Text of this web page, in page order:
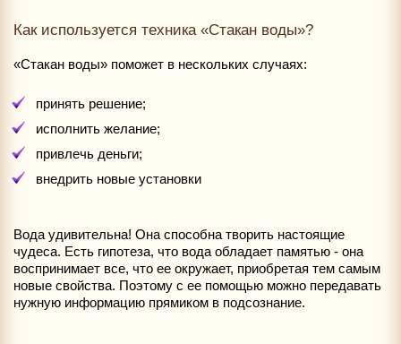
Как используется техника «Стакан воды»?
«Стакан воды» поможет в нескольких случаях:
принять решение;
исполнить желание;
привлечь деньги;
внедрить новые установки
Вода удивительна! Она способна творить настоящие
чудеса. Есть гипотеза, что вода обладает памятью - она
воспринимает все, что ее окружает, приобретая тем самым
новые свойства. Поэтому с ее помощью можно передавать
нужную информацию прямиком в подсознание.